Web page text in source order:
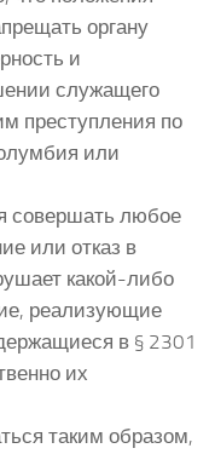
органу
и
служащего
преступления по
или
совершать любое
или отказ в
какой-либо
реализующие
в § 2301
их
таким образом,